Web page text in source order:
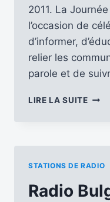
2011. La
l’occasion de
d’informer,
relier les
parole et de
LIRE LA SUITE
FIL
STATIONS DE RADIO
Radio